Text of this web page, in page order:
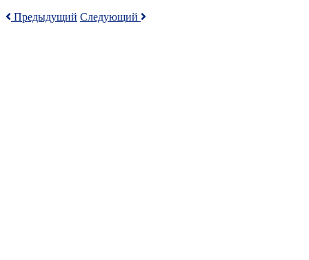
Предыдущий Следующий